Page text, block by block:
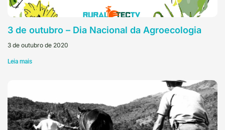
3 de outubro – Dia Nacional da Agroecologia
3 de outubro de 2020
Leia mais